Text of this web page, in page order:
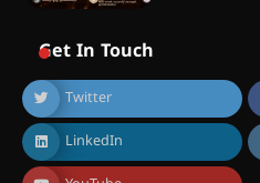
Get In Touch
Twitter
LinkedIn